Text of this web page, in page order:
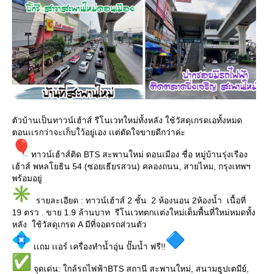
ตัวบ้านเป็นทาวน์เฮ้าส์ รีโนเวทใหม่ทั้งหลัง ใช้วัสดุเกรดเอทั้งหมด
ตอนเเรกว่าจะเก็บใว้อยู่เอง เเต่ตัดใจขายดีกว่าค่ะ
ทาวน์เฮ้าส์ติด BTS สะพานใหม่ ดอนเมือง ชื่อ หมู่บ้านรุ่งเรือง
เฮ้าส์ พหลโยธิน 54 (ซอยเธียรสวน) คลองถนน, สายไหม, กรุงเทพฯ
พร้อมอยู่
รายละเอียด : ทาวน์เฮ้าส์ 2 ชั้น 2 ห้องนอน 2ห้องน้ำ เนื้อที่
19 ตรว . ขาย 1.9 ล้านบาท รีโนเวทตกเเต่งใหม่เต็มพื้นที่ใหม่หมดทั้ง
หลัง ใช้วัสดุเกรด A มีที่จอดรถส่วนตัว
เเถม เเอร์ เครื่องทำน้ำอุ่น ปั๊มน้ำ ฟรี!!
️ จุดเด่น: ใกล้รถไฟฟ้าBTS สถานี สะพานใหม่, สนามธูปเตมีย์,